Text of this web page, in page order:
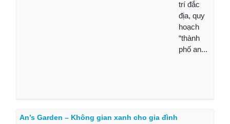
trí đắc
địa, quy
hoạch
“thành
phố an...
An’s Garden – Không gian xanh cho gia đình